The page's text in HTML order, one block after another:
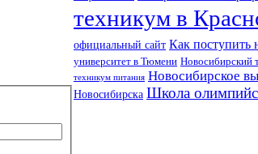
техникум в
официальный сайт Как поступить
университет в Тюмени Новосибирский
техникум питания Новосибирское
Новосибирска Школа